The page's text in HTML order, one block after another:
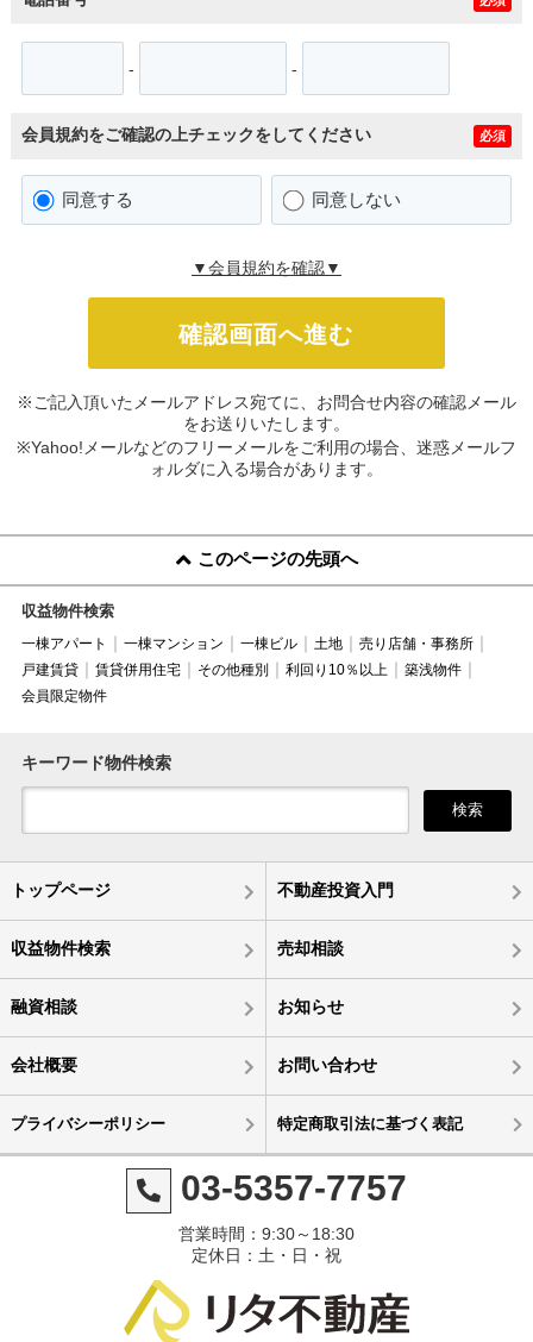
- -
会員規約をご確認の上チェックをしてください 必須
同意する 同意しない
▼会員規約を確認▼
※ご記入頂いたメールアドレス宛てに、お問合せ内容の確認メール
をお送りいたします。
※Yahoo!メールなどのフリーメールをご利用の場合、迷惑メールフ
ォルダに入る場合があります。
このページの先頭へ
収益物件検索
一棟アパート 一棟マンション 一棟ビル 土地
売り店舗・事務所
戸建賃貸
賃貸併用住宅 その他種別 利回り10％以上
築浅物件
会員限定物件
キーワード物件検索
検索
トップページ 不動産投資入門
収益物件検索 売却相談
融資相談 お知らせ
会社概要 お問い合わせ
プライバシーポリシー 特定商取引法に基づく表記
03-5357-7757
営業時間：9:30～18:30
定休日：土・日・祝